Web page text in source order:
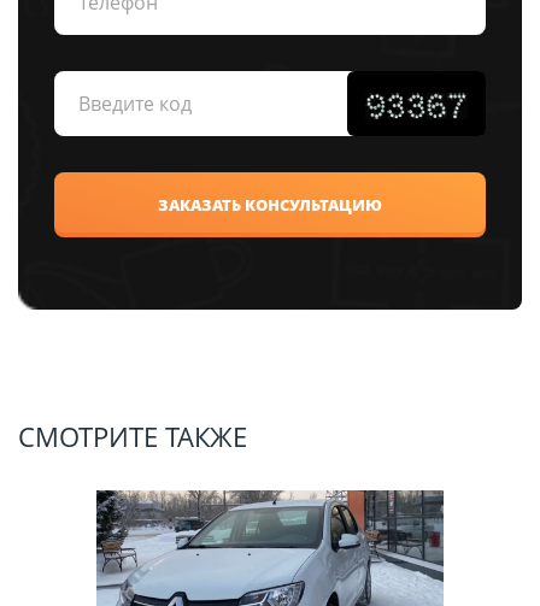
СМОТРИТЕ ТАКЖЕ